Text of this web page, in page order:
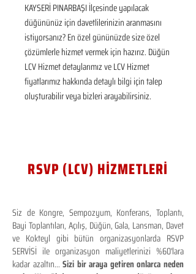
KAYSERİ PINARBAŞI İlçesinde yapılacak
düğününüz için davetlilerinizin aranmasını
istiyorsanız? En özel gününüzde size özel
çözümlerle hizmet vermek için hazırız. Düğün
LCV Hizmet detaylarımız ve LCV Hizmet
fiyatlarımız hakkında detaylı bilgi için talep
oluşturabilir veya bizleri arayabilirsiniz.
RSVP (LCV) HİZMETLERİ
Siz de Kongre, Sempozyum, Konferans, Toplantı,
Bayi Toplantıları, Açılış, Düğün, Gala, Lansman, Davet
ve Kokteyl gibi bütün organizasyonlarda RSVP
SERVİSİ ile organizasyon maliyetlerinizi %60'lara
kadar azaltın...Sizi bir araya getiren onlarca neden